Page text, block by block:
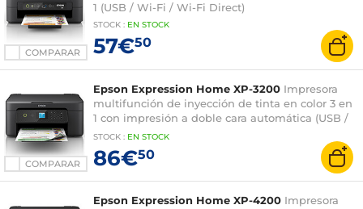
COMPARAR
1 (USB / Wi-Fi / Wi-Fi Direct)
STOCK : EN STOCK
57€50
COMPARAR
Epson Expression Home XP-3200 Impresora
multifunción de inyección de tinta en color 3 en
1 con impresión a doble cara automática (USB /
Wi-Fi / Wi-Fi Direct / AirPrint)
STOCK : EN STOCK
86€50
Epson Expression Home XP-4200 Impresora